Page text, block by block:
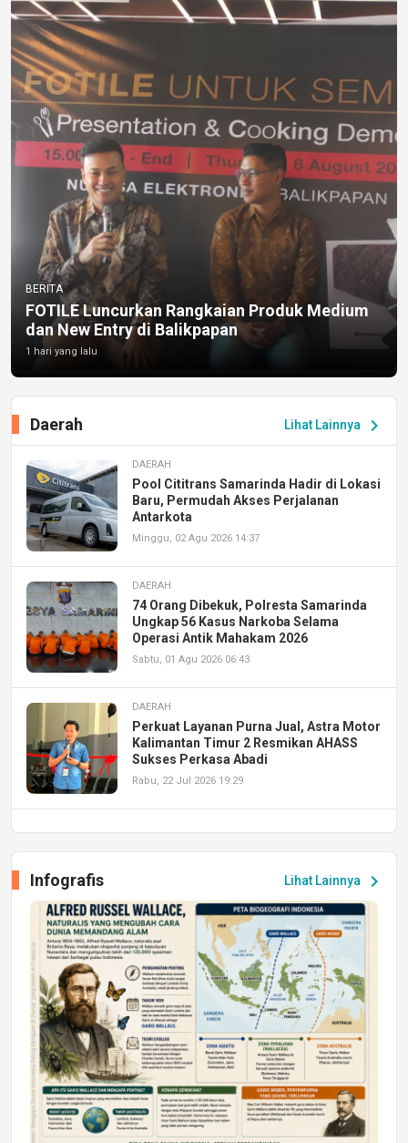
BERITA
FOTILE Luncurkan Rangkaian Produk Medium
dan New Entry di Balikpapan
1 hari yang lalu
Lihat Lainnya chevron_right
Daerah
DAERAH
Pool Cititrans Samarinda Hadir di Lokasi
Baru, Permudah Akses Perjalanan
Antarkota
Minggu, 02 Agu 2026 14:37
DAERAH
74 Orang Dibekuk, Polresta Samarinda
Ungkap 56 Kasus Narkoba Selama
Operasi Antik Mahakam 2026
Sabtu, 01 Agu 2026 06:43
DAERAH
Perkuat Layanan Purna Jual, Astra Motor
Kalimantan Timur 2 Resmikan AHASS
Sukses Perkasa Abadi
Rabu, 22 Jul 2026 19:29
Peluang Kerja dan Magang
Jumat, 17 Jul 2026 22:30
DAERAH
Astra Motor Kalimantan Timur 2 Dukung
Mahasiswa Samarinda dalam Astra
Honda SDGs Future Leaders 2026
Jumat, 10 Jul 2026 19:01
Lihat Lainnya chevron_right
Infografis